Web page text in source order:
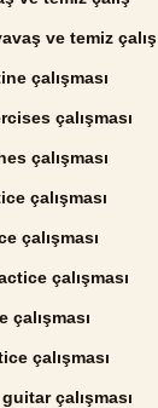
ve temiz çalış
çalışması
çalışması
çalışması
çalışması
çalışması
çalışması
çalışması
çalışması